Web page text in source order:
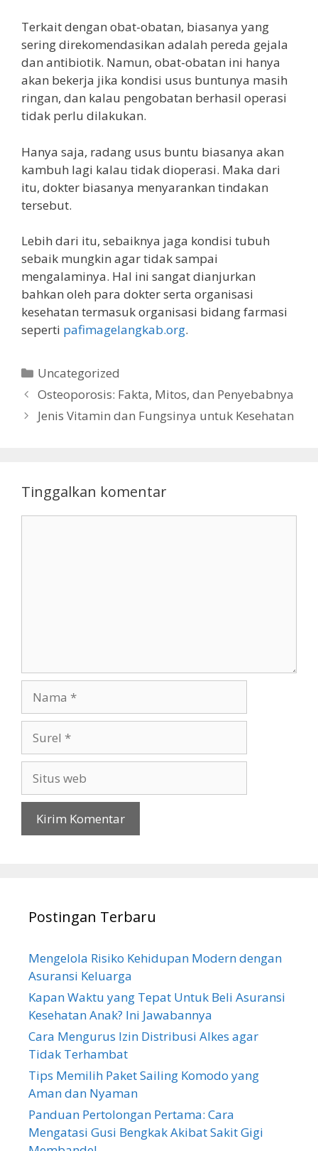
Terkait dengan obat-obatan, biasanya yang
sering direkomendasikan adalah pereda gejala
dan antibiotik. Namun, obat-obatan ini hanya
akan bekerja jika kondisi usus buntunya masih
ringan, dan kalau pengobatan berhasil operasi
tidak perlu dilakukan.
Hanya saja, radang usus buntu biasanya akan
kambuh lagi kalau tidak dioperasi. Maka dari
itu, dokter biasanya menyarankan tindakan
tersebut.
Lebih dari itu, sebaiknya jaga kondisi tubuh
sebaik mungkin agar tidak sampai
mengalaminya. Hal ini sangat dianjurkan
bahkan oleh para dokter serta organisasi
kesehatan termasuk organisasi bidang farmasi
seperti pafimagelangkab.org.
Kategori
Uncategorized
Osteoporosis: Fakta, Mitos, dan Penyebabnya
Jenis Vitamin dan Fungsinya untuk Kesehatan
Tinggalkan komentar
web
Postingan Terbaru
Mengelola Risiko Kehidupan Modern dengan
Asuransi Keluarga
Kapan Waktu yang Tepat Untuk Beli Asuransi
Kesehatan Anak? Ini Jawabannya
Cara Mengurus Izin Distribusi Alkes agar
Tidak Terhambat
Tips Memilih Paket Sailing Komodo yang
Aman dan Nyaman
Panduan Pertolongan Pertama: Cara
Mengatasi Gusi Bengkak Akibat Sakit Gigi